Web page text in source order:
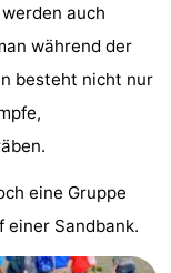
auch
während der
besteht nicht nur
eine Gruppe
einer Sandbank.